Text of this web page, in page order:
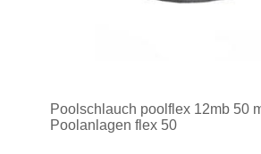
Poolschlauch poolflex 12mb 50
Poolanlagen flex 50